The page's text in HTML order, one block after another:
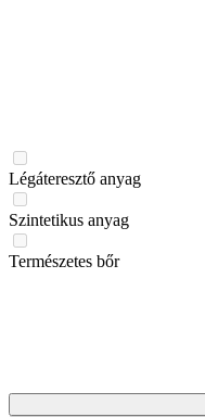
Légáteresztő anyag
Szintetikus anyag
Természetes bőr